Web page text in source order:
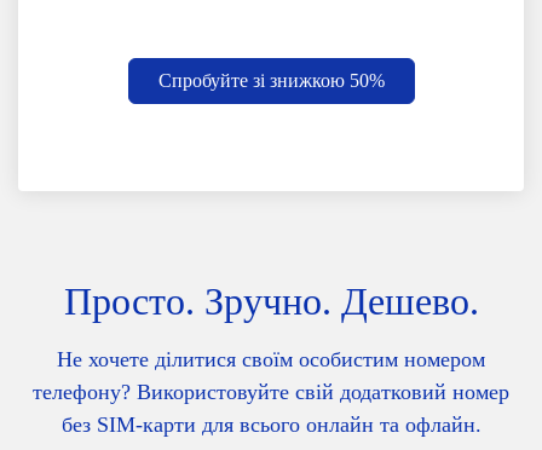
Спробуйте зі знижкою 50%
Просто. Зручно. Дешево.
Не хочете ділитися своїм особистим номером
телефону? Використовуйте свій додатковий номер
без SIM-карти для всього онлайн та офлайн.